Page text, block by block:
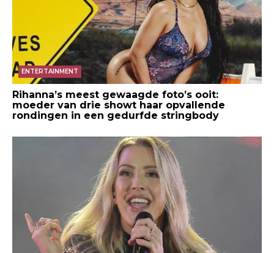
ENTERTAINMENT
Rihanna’s meest gewaagde foto’s ooit:
moeder van drie showt haar opvallende
rondingen in een gedurfde stringbody